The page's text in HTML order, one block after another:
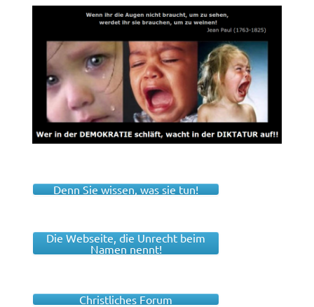
Denn Sie wissen, was sie tun!
Die Webseite, die Unrecht beim
Namen nennt!
Christliches Forum